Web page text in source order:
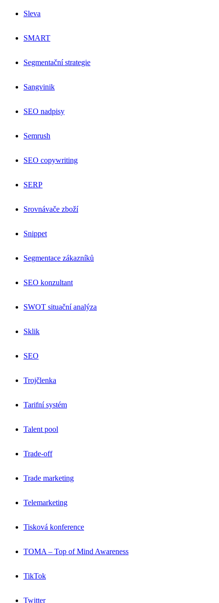
Sleva
SMART
Segmentační strategie
Sangvinik
SEO nadpisy
Semrush
SEO copywriting
SERP
Srovnávače zboží
Snippet
Segmentace zákazníků
SEO konzultant
SWOT situační analýza
Sklik
SEO
Trojčlenka
Tarifní systém
Talent pool
Trade-off
Trade marketing
Telemarketing
Tisková konference
TOMA – Top of Mind Awareness
TikTok
Twitter